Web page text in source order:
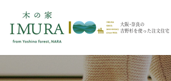
大阪・奈良の
吉野杉を使った注文住宅